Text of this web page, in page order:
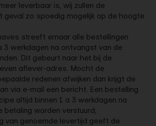
leverbaar is, wij zullen de
geval zo spoedig mogelijk op de hoogte
streeft ernaar alle bestellingen
3 werkdagen na ontvangst van de
Dit gebeurt naar het bij de
aflever-adres. Mocht de
redenen afwijken dan krijgt de
via e-mail een bericht. Een bestelling
altijd binnen 1 a 3 werkdagen na
betaling worden verstuurd;
van genoemde levertijd geeft de